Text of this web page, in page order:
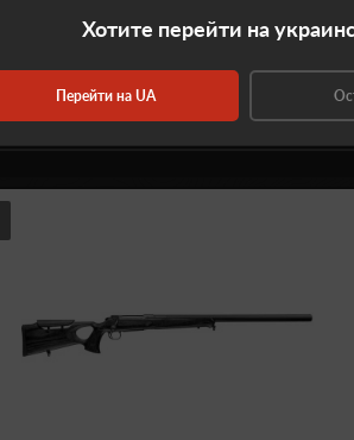
в корзину
Купить в один клик
Хотите перейти на
Перейти на UA